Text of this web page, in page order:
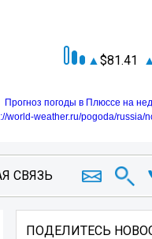
81.41
Прогноз погоды в Плюссе на
world-weather.ru/pogoda/russia/
СВЯЗЬ
ПОДЕЛИТЕСЬ